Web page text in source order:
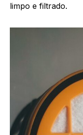
limpo e filtrado.